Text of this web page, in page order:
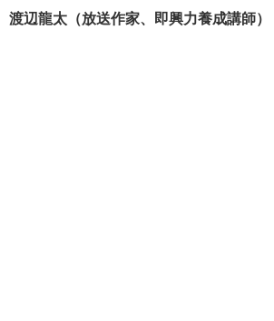
渡辺龍太（放送作家、即興力養成講師）